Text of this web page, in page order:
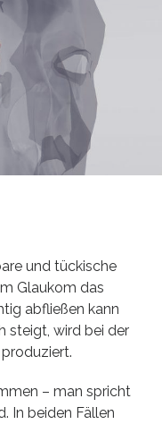
und tückische
Glaukom das
abfließen kann
steigt, wird bei der
– man spricht
In beiden Fällen